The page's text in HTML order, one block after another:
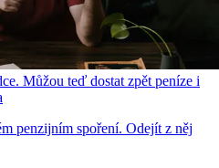
Můžou teď dostat zpět peníze i
penzijním spoření. Odejít z něj